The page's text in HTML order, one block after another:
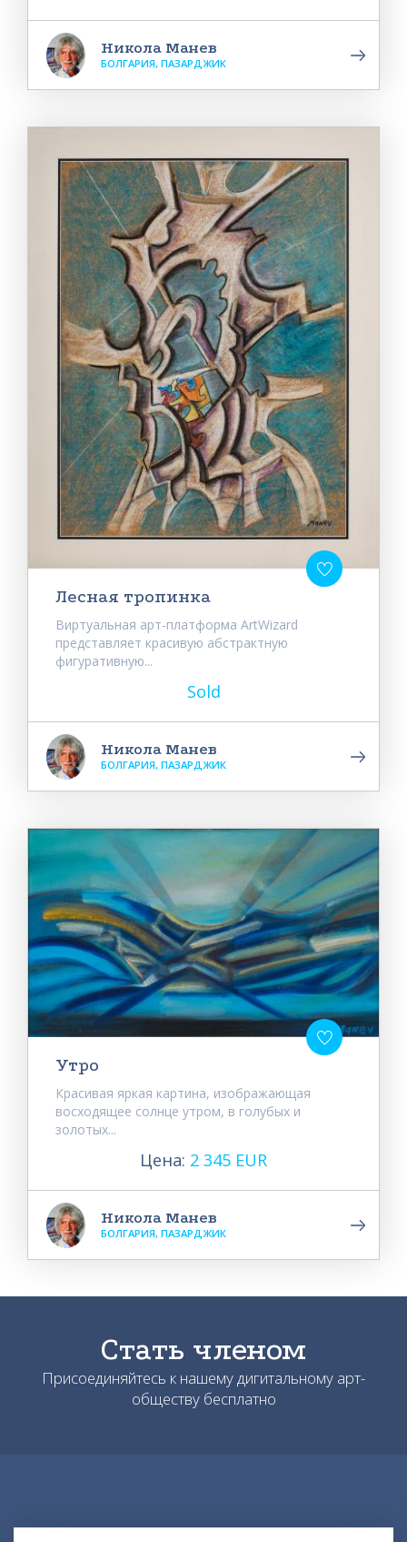
Никола Манев
БОЛГАРИЯ, ПАЗАРДЖИК
Лесная тропинка
Виртуальная арт-платформа ArtWizard
представляет красивую абстрактную
фигуративную...
Sold
Никола Манев
БОЛГАРИЯ, ПАЗАРДЖИК
Утро
Красивая яркая картина, изображающая
восходящее солнце утром, в голубых и
золотых...
Цена: 2 345 EUR
Никола Манев
БОЛГАРИЯ, ПАЗАРДЖИК
Стать членом
Присоединяйтесь к нашему дигитальному арт-
обществу бесплатно